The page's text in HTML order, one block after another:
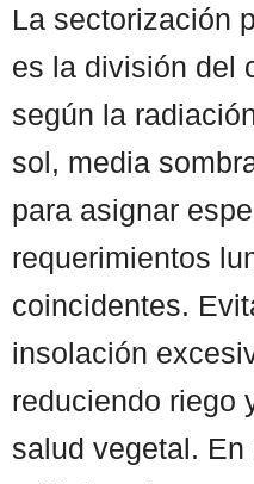
La sectorización
es la división del
según la
sol, media
para asignar
requerimientos
coincidentes.
insolación
reduciendo riego
salud vegetal.